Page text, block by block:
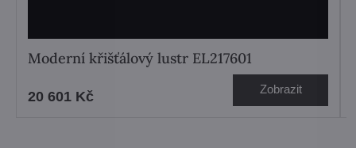
Moderní křišťálový lustr EL217601
20 601 Kč Zobrazit